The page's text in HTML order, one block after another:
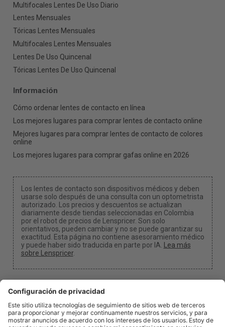
Multifocales Lentes De Uso Diario
Lentes Mensuales
Tóricas Lentes Mensuales
Multifocales Lentes Mensuales
Lentes De Uso Quincenal
Tóricas Lentes De Uso Quincenal
Información
Cómo ordenar lentes de contacto en línea
Los mejores lugares para comprar lentes de contacto online
Mejores lugares para comprar lentes de contacto de colores
online
Los mejores lugares para comprar gafas online en 2026
Los lentes de contacto son dispositivos médicos y deben
usarse solo después de una consulta con un optometrista
autorizado. Los precios y descuentos se actualizan
diariamente desde tiendas seleccionadas en Colombia
por el robot de precios de Lenspricer. Son solo
orientativos, pueden cambiar y no se puede garantizar su
exactitud. Esta página no contiene asesoramiento médico
y puede haber sido traducida en parte por IA. Lea más
sobre Lenspricer.
Configuración de cookies